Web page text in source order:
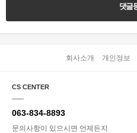
회사소개 개인정보
CS CENTER
063-834-8893
문의사항이 있으시면 언제든지